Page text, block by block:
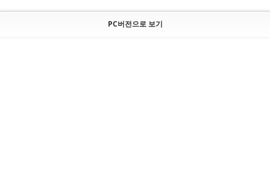
PC버전으로 보기